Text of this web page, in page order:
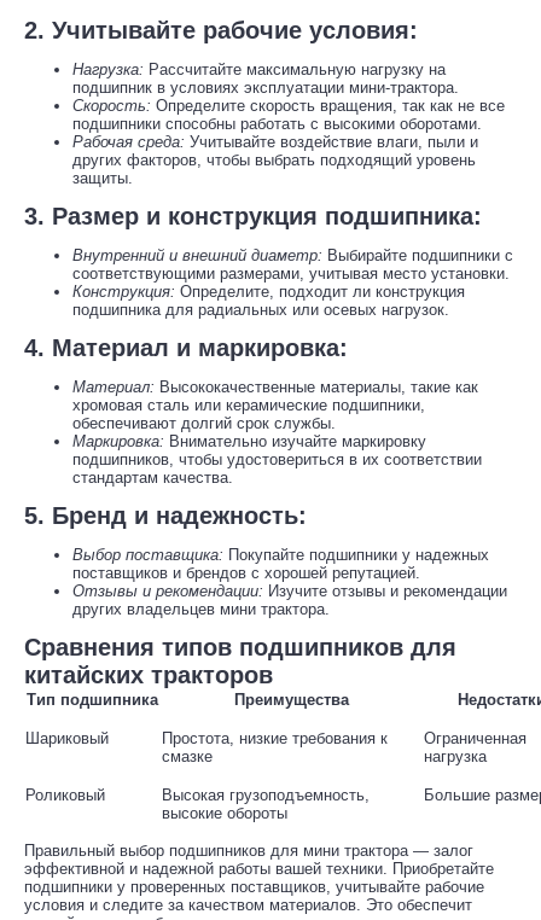
2. Учитывайте рабочие условия:
Нагрузка: Рассчитайте максимальную нагрузку на
подшипник в условиях эксплуатации мини-трактора.
Скорость: Определите скорость вращения, так как не все
подшипники способны работать с высокими оборотами.
Рабочая среда: Учитывайте воздействие влаги, пыли и
других факторов, чтобы выбрать подходящий уровень
защиты.
3. Размер и конструкция подшипника:
Внутренний и внешний диаметр: Выбирайте подшипники с
соответствующими размерами, учитывая место установки.
Конструкция: Определите, подходит ли конструкция
подшипника для радиальных или осевых нагрузок.
4. Материал и маркировка:
Материал: Высококачественные материалы, такие как
хромовая сталь или керамические подшипники,
обеспечивают долгий срок службы.
Маркировка: Внимательно изучайте маркировку
подшипников, чтобы удостовериться в их соответствии
стандартам качества.
5. Бренд и надежность:
Выбор поставщика: Покупайте подшипники у надежных
поставщиков и брендов с хорошей репутацией.
Отзывы и рекомендации: Изучите отзывы и рекомендации
других владельцев мини трактора.
Сравнения типов подшипников для
китайских тракторов
Тип подшипника Преимущества
Шариковый
Простота, низкие требования к
смазке
Ограниченная
нагрузка
Роликовый
Высокая грузоподъемность,
высокие обороты
Большие
Правильный выбор подшипников для мини трактора — залог
эффективной и надежной работы вашей техники. Приобретайте
подшипники у проверенных поставщиков, учитывайте рабочие
условия и следите за качеством материалов. Это обеспечит